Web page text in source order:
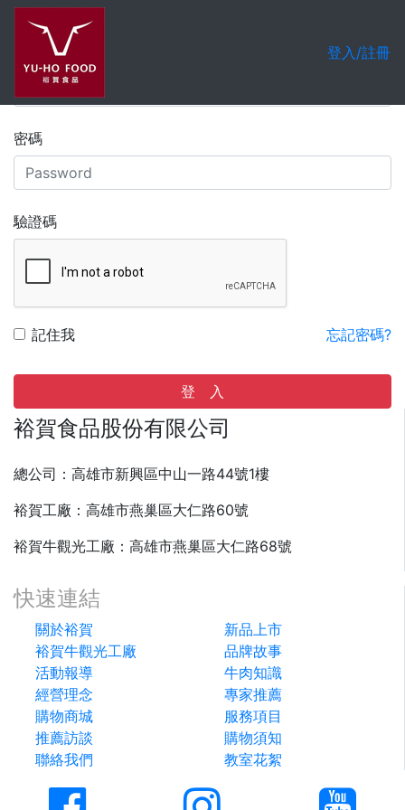
登入/註冊
會員登入
密碼
驗證碼
記住我 忘記密碼?
登 入
裕賀食品股份有限公司
總公司：高雄市新興區中山一路44號1樓
裕賀工廠：高雄市燕巢區大仁路60號
裕賀牛觀光工廠：高雄市燕巢區大仁路68號
快速連結
關於裕賀
新品上市
裕賀牛觀光工廠
品牌故事
活動報導
牛肉知識
經營理念
專家推薦
購物商城
服務項目
推薦訪談
購物須知
聯絡我們
教室花絮